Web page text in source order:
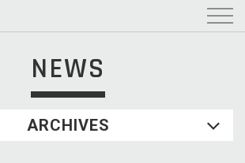
NEWS
ARCHIVES